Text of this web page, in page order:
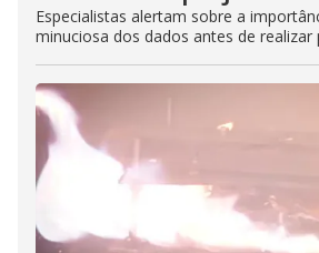
Especialistas alertam sobre a
minuciosa dos dados antes de